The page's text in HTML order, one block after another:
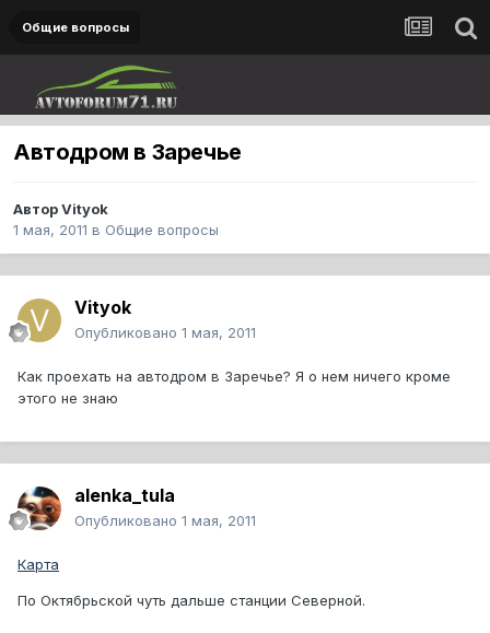
Общие вопросы
Автодром в Заречье
АвторVityok
1 мая, 2011 в Общие вопросы
Vityok
Опубликовано 1 мая, 2011
Как проехать на автодром в Заречье? Я о нем ничего кроме
этого не знаю
alenka_tula
Опубликовано 1 мая, 2011
Карта
По Октябрьской чуть дальше станции Северной.